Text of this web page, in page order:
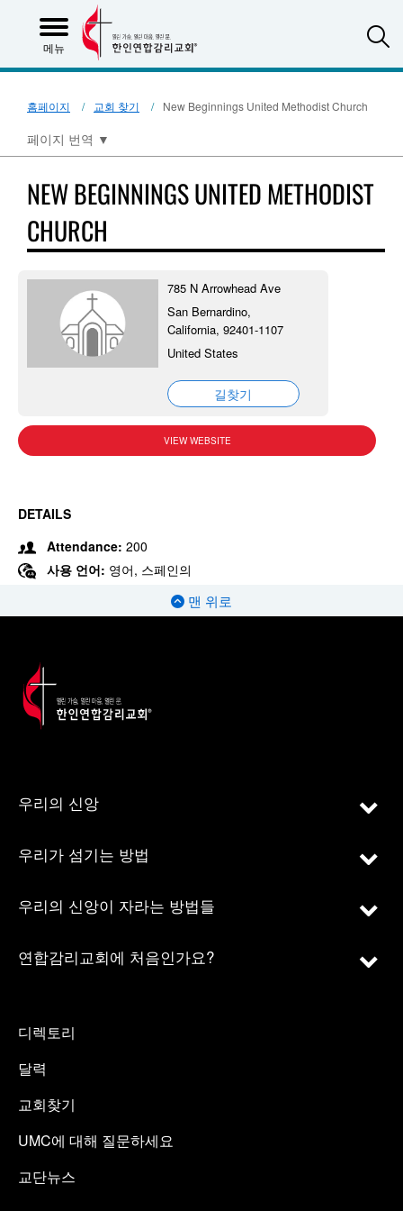
메뉴
홈페이지 교회 찾기 New Beginnings United Methodist Church
페이지 번역 ▼
NEW BEGINNINGS UNITED METHODIST
CHURCH
785 N Arrowhead Ave
San Bernardino,
California, 92401-1107
United States
길찾기
VIEW WEBSITE
DETAILS
Attendance: 200
사용 언어: 영어, 스페인의
맨 위로
우리의 신앙
우리가 섬기는 방법
우리의 신앙이 자라는 방법들
연합감리교회에 처음인가요?
디렉토리
달력
교회찾기
UMC에 대해 질문하세요
교단뉴스